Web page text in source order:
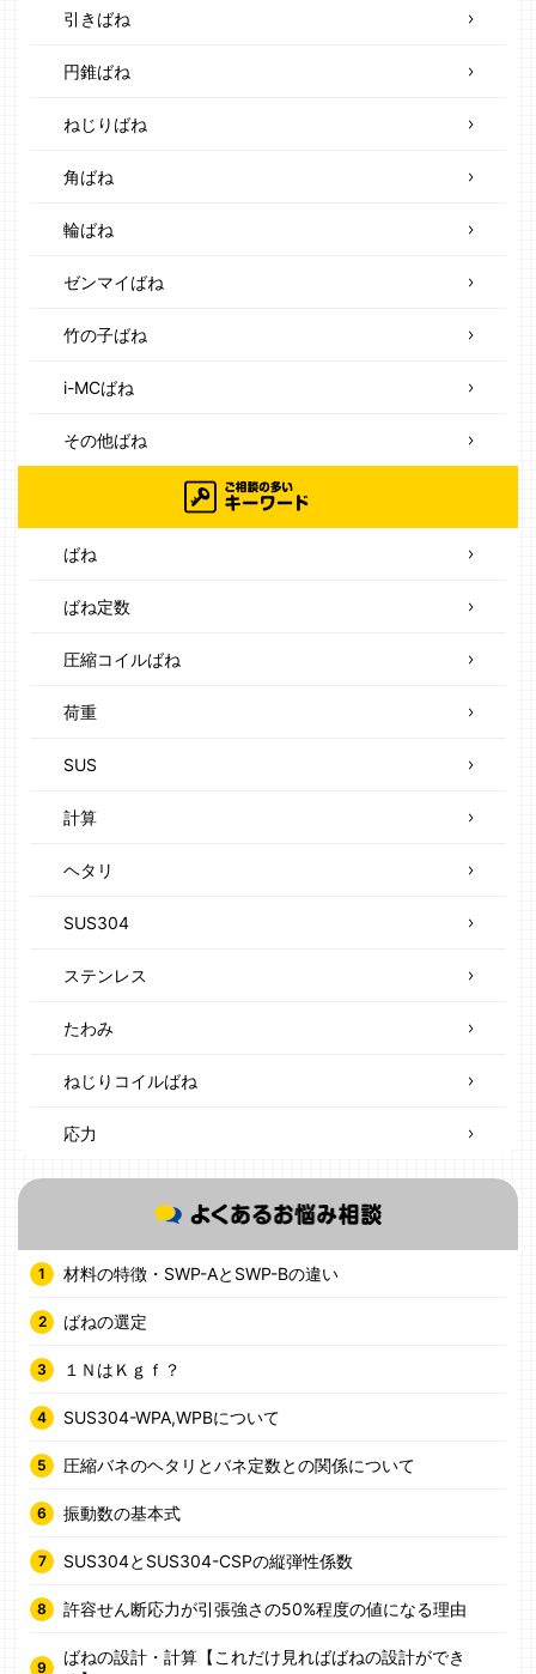
引きばね
円錐ばね
ねじりばね
角ばね
輪ばね
ゼンマイばね
竹の子ばね
i-MCばね
その他ばね
ばね
ばね定数
圧縮コイルばね
荷重
SUS
計算
ヘタリ
SUS304
ステンレス
たわみ
ねじりコイルばね
応力
材料の特徴・SWP-AとSWP-Bの違い
ばねの選定
１ＮはＫｇｆ？
SUS304-WPA,WPBについて
圧縮バネのヘタリとバネ定数との関係について
振動数の基本式
SUS304とSUS304-CSPの縦弾性係数
許容せん断応力が引張強さの50%程度の値になる理由
ばねの設計・計算【これだけ見ればばねの設計ができ